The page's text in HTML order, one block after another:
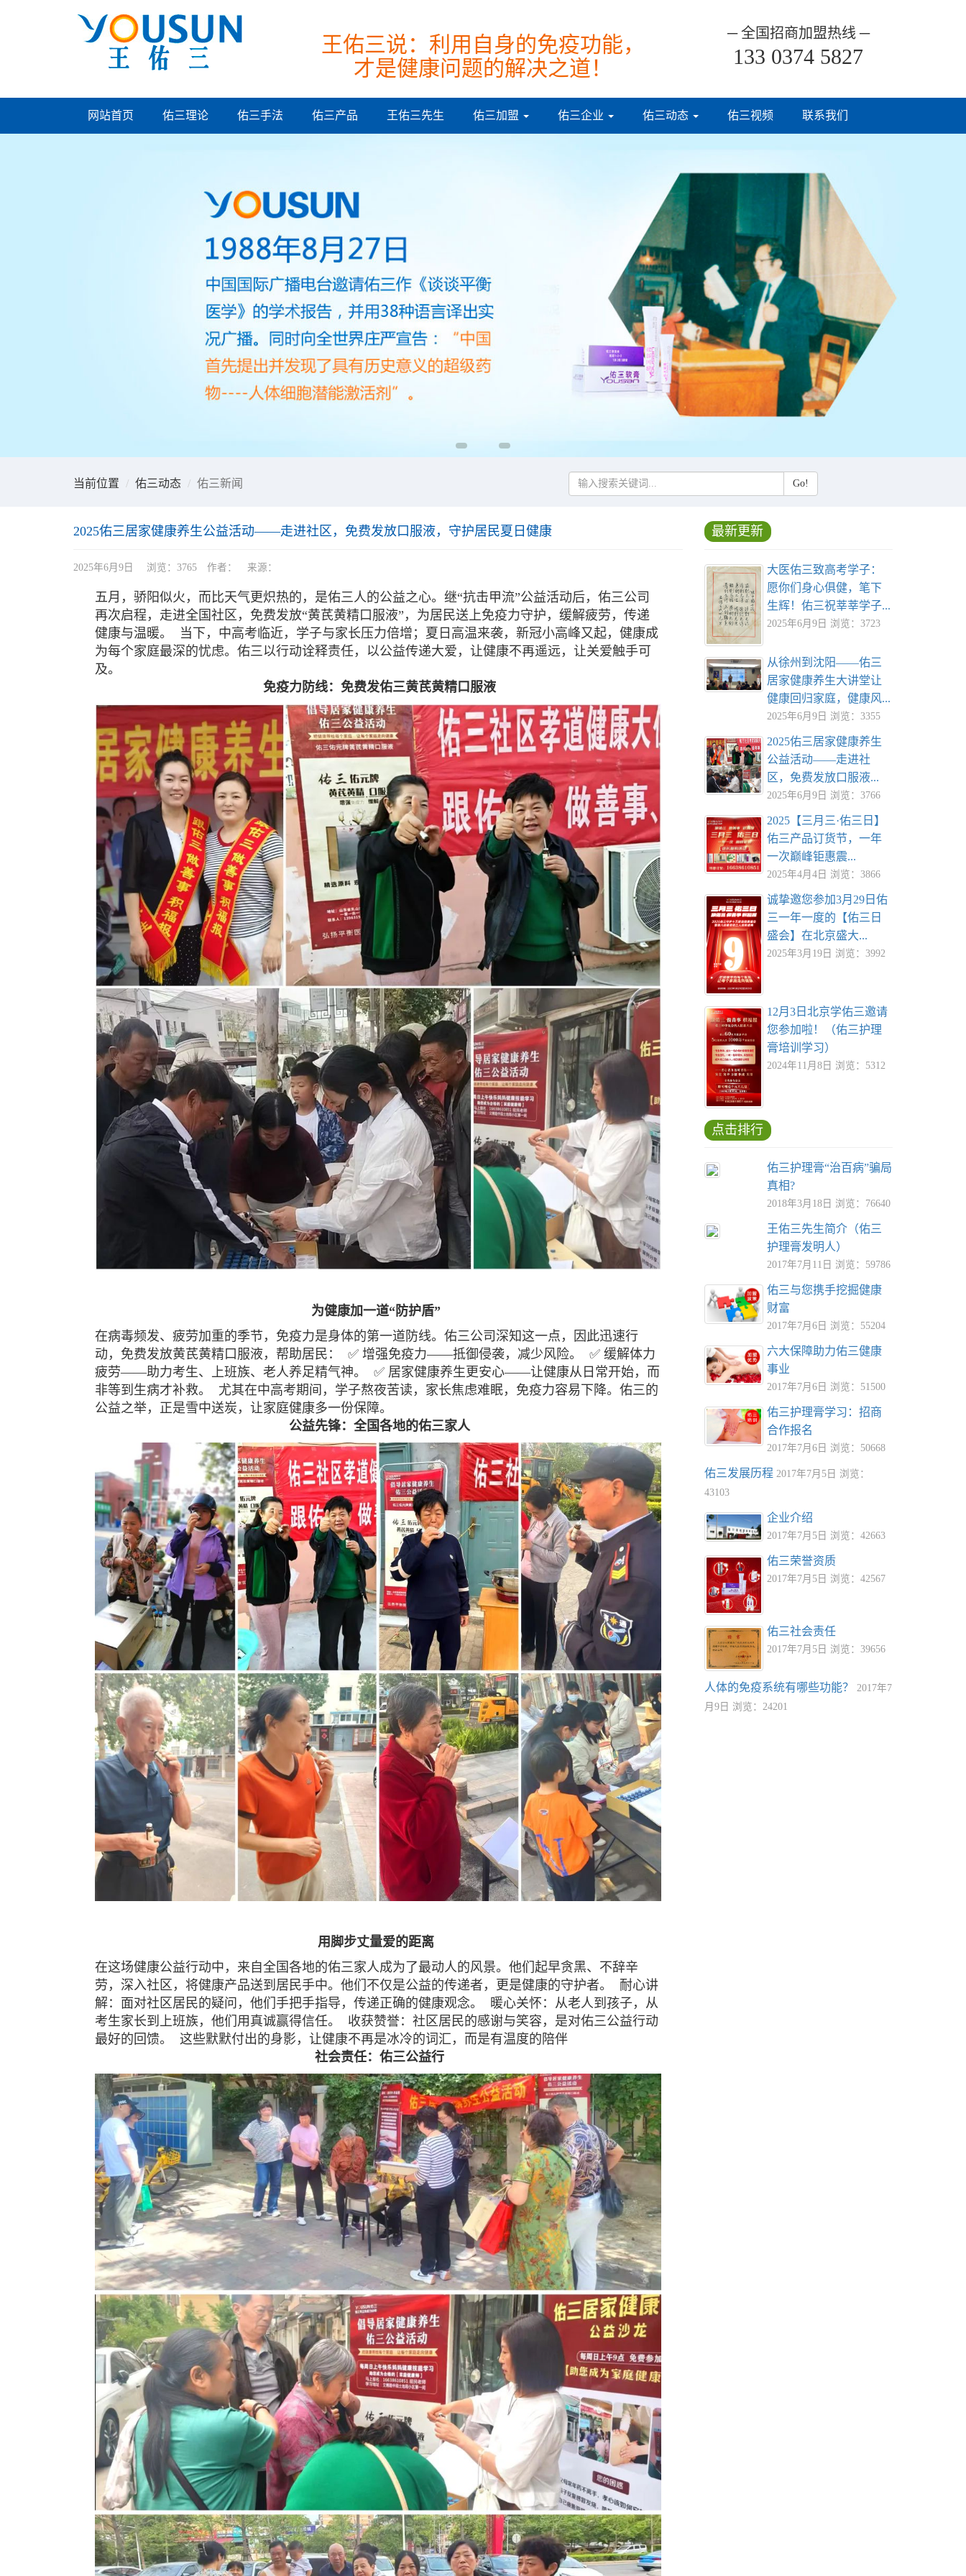
王佑三说：利用自身的免疫功能，
才是健康问题的解决之道！
─ 全国招商加盟热线 ─
133 0374 5827
网站首页 佑三理论 佑三手法 佑三产品 王佑三先生 佑三加盟 佑三企业 佑三动态 佑三视频 联系我们
当前位置 佑三动态 佑三新闻 Go!
2025佑三居家健康养生公益活动——走进社区，免费发放口服液，守护居民夏日健康
2025年6月9日 浏览：3765 作者： 来源：
五月，骄阳似火，而比天气更炽热的，是佑三人的公益之心。继“抗击甲流”公益活动后，佑三公司
再次启程，走进全国社区，免费发放“黄芪黄精口服液”，为居民送上免疫力守护，缓解疲劳，传递
健康与温暖。 当下，中高考临近，学子与家长压力倍增；夏日高温来袭，新冠小高峰又起，健康成
为每个家庭最深的忧虑。 佑三以行动诠释责任，以公益传递大爱，让健康不再遥远，让关爱触手可
及。
免疫力防线：免费发佑三黄芪黄精口服液
为健康加一道“防护盾”
在病毒频发、疲劳加重的季节，免疫力是身体的第一道防线。佑三公司深知这一点，因此迅速行
动，免费发放黄芪黄精口服液，帮助居民： ✅ 增强免疫力——抵御侵袭，减少风险。 ✅ 缓解体力
疲劳——助力考生、上班族、老人养足精气神。 ✅ 居家健康养生更安心——让健康从日常开始，而
非等到生病才补救。 尤其在中高考期间，学子熬夜苦读，家长焦虑难眠，免疫力容易下降。佑三的
公益之举，正是雪中送炭，让家庭健康多一份保障。
公益先锋：全国各地的佑三家人
用脚步丈量爱的距离
在这场健康公益行动中，来自全国各地的佑三家人成为了最动人的风景。他们起早贪黑、不辞辛
劳，深入社区，将健康产品送到居民手中。他们不仅是公益的传递者，更是健康的守护者。 耐心讲
解：面对社区居民的疑问，他们手把手指导，传递正确的健康观念。 暖心关怀：从老人到孩子，从
考生家长到上班族，他们用真诚赢得信任。 收获赞誉：社区居民的感谢与笑容，是对佑三公益行动
最好的回馈。 这些默默付出的身影，让健康不再是冰冷的词汇，而是有温度的陪伴
社会责任：佑三公益行
最新更新
大医佑三致高考学子：
愿你们身心俱健，笔下
生辉！佑三祝莘莘学子...
2025年6月9日 浏览：3723
从徐州到沈阳——佑三
居家健康养生大讲堂让
健康回归家庭，健康风...
2025年6月9日 浏览：3355
2025佑三居家健康养生
公益活动——走进社
区，免费发放口服液...
2025年6月9日 浏览：3766
2025【三月三·佑三日】
佑三产品订货节，一年
一次巅峰钜惠震...
2025年4月4日 浏览：3866
诚挚邀您参加3月29日佑
三一年一度的【佑三日
盛会】在北京盛大...
2025年3月19日 浏览：3992
12月3日北京学佑三邀请
您参加啦！（佑三护理
膏培训学习）
2024年11月8日 浏览：5312
点击排行
佑三护理膏“治百病”骗局
真相?
2018年3月18日 浏览：76640
王佑三先生简介（佑三
护理膏发明人）
2017年7月11日 浏览：59786
佑三与您携手挖掘健康
财富
2017年7月6日 浏览：55204
六大保障助力佑三健康
事业
2017年7月6日 浏览：51500
佑三护理膏学习：招商
合作报名
2017年7月6日 浏览：50668
佑三发展历程 2017年7月5日 浏览：
43103
企业介绍
2017年7月5日 浏览：42663
佑三荣誉资质
2017年7月5日 浏览：42567
佑三社会责任
2017年7月5日 浏览：39656
人体的免疫系统有哪些功能？
2017年7
月9日 浏览：24201